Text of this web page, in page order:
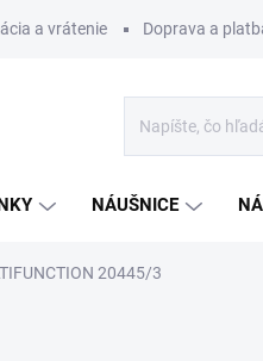
a vrátenie Doprava a
NÁUŠNICE
20445/3